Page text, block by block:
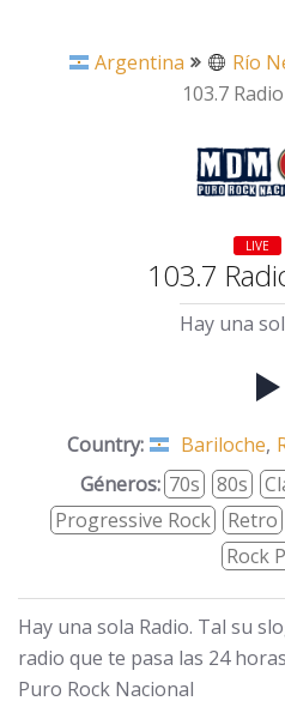
Argentina Río
103.7
LIVE
103.7
Hay una
Country: Bariloche,
Géneros: 70s 80s
Progressive Rock
Retro
Rock
Hay una sola Radio. Tal su
radio que te pasa las 24
Puro Rock Nacional